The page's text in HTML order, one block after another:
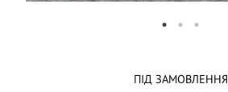
ПІД ЗАМОВЛЕННЯ